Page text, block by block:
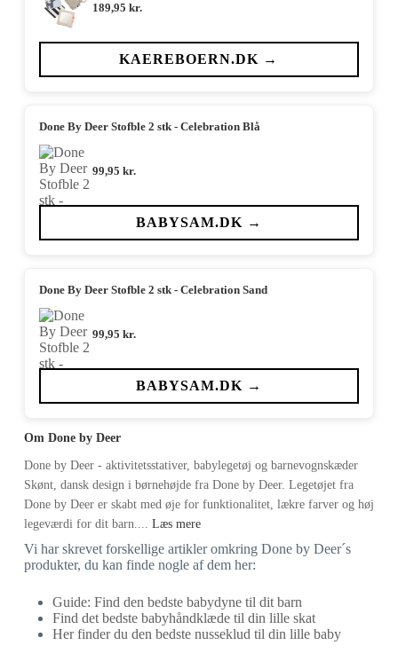
189,95 kr.
KAEREBOERN.DK →
Done By Deer Stofble 2 stk - Celebration Blå
99,95 kr.
BABYSAM.DK →
Done By Deer Stofble 2 stk - Celebration Sand
99,95 kr.
BABYSAM.DK →
Om Done by Deer
Done by Deer - aktivitetsstativer, babylegetøj og barnevognskæder
Skønt, dansk design i børnehøjde fra Done by Deer. Legetøjet fra
Done by Deer er skabt med øje for funktionalitet, lækre farver og høj
legeværdi for dit barn.... Læs mere
Vi har skrevet forskellige artikler omkring Done by Deer´s
produkter, du kan finde nogle af dem her:
Guide: Find den bedste babydyne til dit barn
Find det bedste babyhåndklæde til din lille skat
Her finder du den bedste nusseklud til din lille baby